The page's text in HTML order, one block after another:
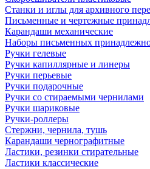
Станки и иглы для архивного
Письменные и чертежные
Карандаши механические
Наборы письменных
Ручки гелевые
Ручки капиллярные и линеры
Ручки перьевые
Ручки подарочные
Ручки со стираемыми чернилами
Ручки шариковые
Ручки-роллеры
Стержни, чернила, тушь
Карандаши чернографитные
Ластики, резинки стирательные
Ластики классические